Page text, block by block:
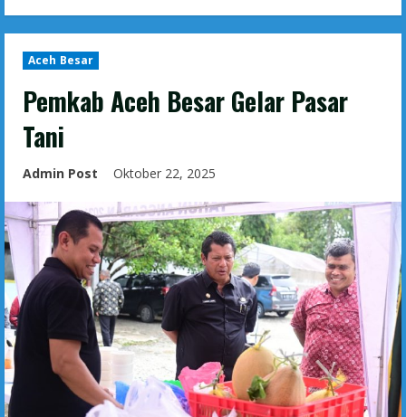
Aceh Besar
Pemkab Aceh Besar Gelar Pasar
Tani
Admin Post Oktober 22, 2025